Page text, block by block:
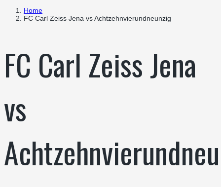
Home
FC Carl Zeiss Jena vs Achtzehnvierundneunzig
FC Carl Zeiss Jena
vs